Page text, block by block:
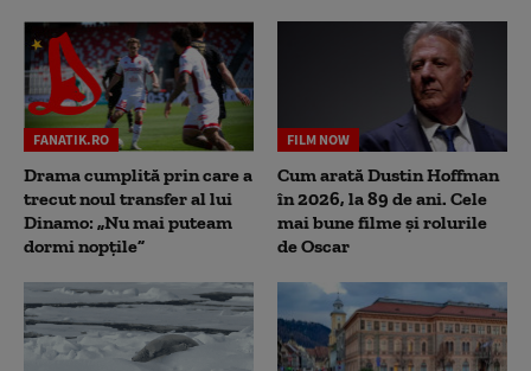
FANATIK.RO
Drama cumplită prin care a
trecut noul transfer al lui
Dinamo: „Nu mai puteam
dormi nopțile”
FILM NOW
Cum arată Dustin Hoffman
în 2026, la 89 de ani. Cele
mai bune filme și rolurile
de Oscar